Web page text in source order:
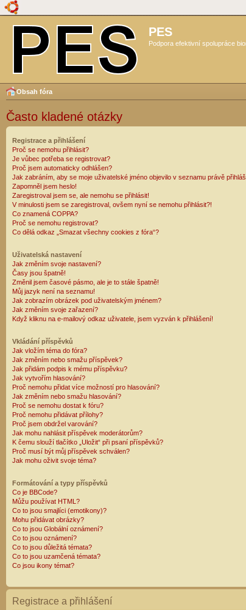
PES
Podpora efektivní spolupráce
Obsah fóra
Často kladené otázky
Registrace a přihlášení
Proč se nemohu přihlásit?
Je vůbec potřeba se registrovat?
Proč jsem automaticky odhlášen?
Jak zabráním, aby se moje uživatelské jméno objevilo v seznamu právě
Zapomněl jsem heslo!
Zaregistroval jsem se, ale nemohu se přihlásit!
V minulosti jsem se zaregistroval, ovšem nyní se nemohu přihlásit?!
Co znamená COPPA?
Proč se nemohu registrovat?
Co dělá odkaz „Smazat všechny cookies z fóra“?
Uživatelská nastavení
Jak změním svoje nastavení?
Časy jsou špatně!
Změnil jsem časové pásmo, ale je to stále špatně!
Můj jazyk není na seznamu!
Jak zobrazím obrázek pod uživatelským jménem?
Jak změním svoje zařazení?
Když kliknu na e-mailový odkaz uživatele, jsem vyzván k přihlášení!
Vkládání příspěvků
Jak vložím téma do fóra?
Jak změním nebo smažu příspěvek?
Jak přidám podpis k mému příspěvku?
Jak vytvořím hlasování?
Proč nemohu přidat více možností pro hlasování?
Jak změním nebo smažu hlasování?
Proč se nemohu dostat k fóru?
Proč nemohu přidávat přílohy?
Proč jsem obdržel varování?
Jak mohu nahlásit příspěvek moderátorům?
K čemu slouží tlačítko „Uložit“ při psaní příspěvků?
Proč musí být můj příspěvek schválen?
Jak mohu oživit svoje téma?
Formátování a typy příspěvků
Co je BBCode?
Můžu používat HTML?
Co to jsou smajlíci (emotikony)?
Mohu přidávat obrázky?
Co to jsou Globální oznámení?
Co to jsou oznámení?
Co to jsou důležitá témata?
Co to jsou uzamčená témata?
Co jsou ikony témat?
Registrace a přihlášení